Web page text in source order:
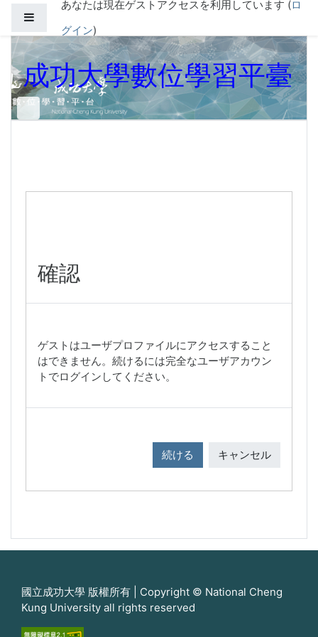
メインコンテンツへスキップする
あなたは現在ゲストアクセスを利用しています (ロ
グイン)
成功大學數位學習平臺
確認
ゲストはユーザプロファイルにアクセスすること
はできません。続けるには完全なユーザアカウン
トでログインしてください。
続ける キャンセル
國立成功大學 版權所有 | Copyright © National Cheng
Kung University all rights reserved